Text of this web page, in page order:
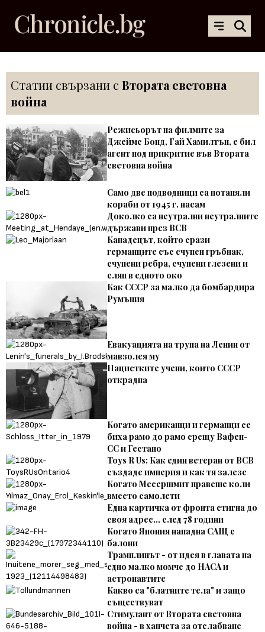
Статии свързани с Втората световна
война
Режисьорът на филмите за
Джеймс Бонд, Гай Хамилтън, е бил
агент под прикритие във Втората
световна война
Само две подводници са потапяли
кораби от 1945 г. насам
Доколко са неутрални неутралните
държави през ВСВ
Канадецът, който срази
германците със счупен гръбнак,
счупени ребра, счупени глезени и
сляп в едното око
Как СССР за малко да бомбардира
Румъния
Евакуацията на трупа на Ленин от
мавзолея му
Нацистките учени, които СССР
открадна
Когато американци и германци се
биха рамо до рамо срещу Вафен-
СС и Гестапо
Toys R Us: Как един ветеран от ВСВ
създаде империя и как тя залезе
Когато Месершмит правеше коли
вместо самолети
Една картичка от фронта стигна до
своя адрес... след 78 години
Когато Япония нападна САЩ с
балони
Трамплинът - от идея в главата на
едно малко момче до НАСА и
астронавтите
Какво са "блатните тела" и защо
съществуват
Стимулант от Втората световна
война - в хапчета за отслабване